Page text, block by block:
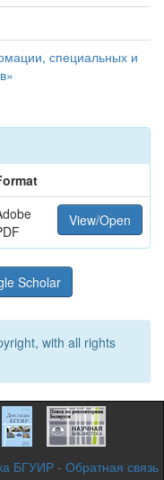
специальных и
View/Open
Scholar
with all rights
БГУИР - Обратная связь